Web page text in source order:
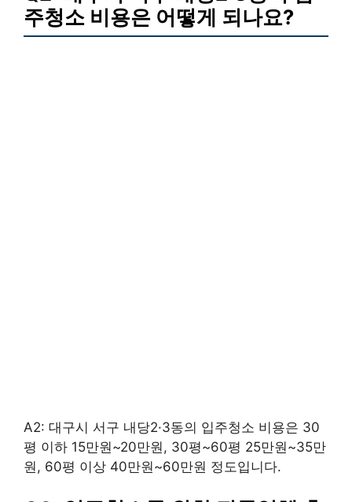
주청소 비용은 어떻게 되나요?
A2: 대구시 서구 내당2·3동의 입주청소 비용은 30
평 이하 15만원~20만원, 30평~60평 25만원~35만
원, 60평 이상 40만원~60만원 정도입니다.